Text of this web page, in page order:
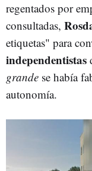
regentados por
consultadas,
etiquetas" para
independentistas
grande se había
autonomía.